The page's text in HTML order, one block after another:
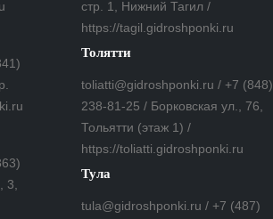
3,
стр. 1, Нижний Тагил /
https://tagil.gidroshponki.ru
Толятти
toliatti@gidroshponki.ru / +7 (848)
238-81-25 / Борковская ул., 76,
Тольятти (этаж 1) /
https://toliatti.gidroshponki.ru
Тула
tula@gidroshponki.ru / +7 (487)